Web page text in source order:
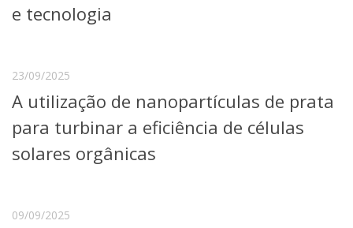
e tecnologia
23/09/2025
A utilização de nanopartículas de prata
para turbinar a eficiência de células
solares orgânicas
09/09/2025